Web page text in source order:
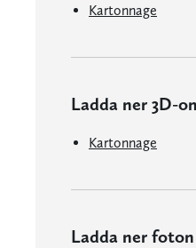
Kartonnage
Ladda ner 3D-
Kartonnage
Ladda ner